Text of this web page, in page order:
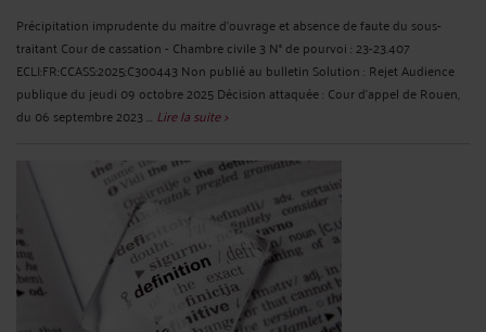
Précipitation imprudente du maitre d'ouvrage et absence de faute du sous-
traitant Cour de cassation - Chambre civile 3 N° de pourvoi : 23-23.407
ECLI:FR:CCASS:2025:C300443 Non publié au bulletin Solution : Rejet Audience
publique du jeudi 09 octobre 2025 Décision attaquée : Cour d'appel de Rouen,
du 06 septembre 2023 ... Lire la suite >